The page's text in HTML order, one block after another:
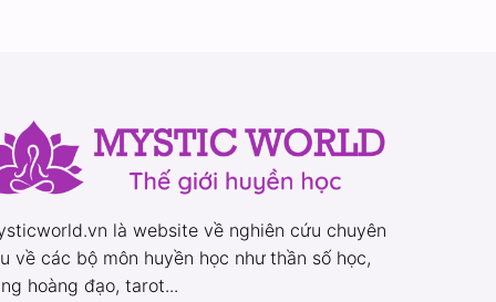
là website về nghiên cứu chuyên
về các bộ môn huyền học như thần số học,
hoàng đạo, tarot...